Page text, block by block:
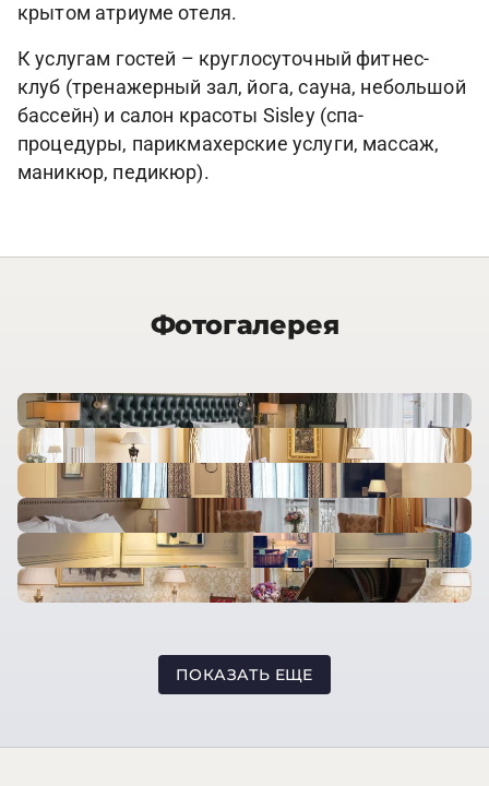
крытом атриуме отеля.
К услугам гостей – круглосуточный фитнес-
клуб (тренажерный зал, йога, сауна, небольшой
бассейн) и салон красоты Sisley (спа-
процедуры, парикмахерские услуги, массаж,
маникюр, педикюр).
Фотогалерея
ПОКАЗАТЬ ЕЩЕ